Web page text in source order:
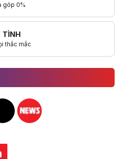
góp 0%
TÌNH
thắc mắc
Instagram
Hacom TikTok